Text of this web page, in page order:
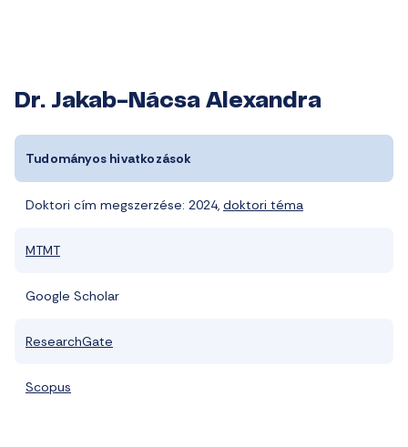
Dr. Jakab-Nácsa Alexandra
Tudományos hivatkozások
Doktori cím megszerzése: 2024, doktori téma
MTMT
Google Scholar
ResearchGate
Scopus